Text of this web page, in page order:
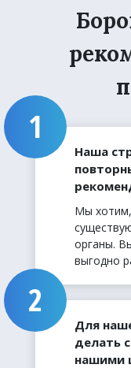
Наша
Мы
органы.
выгодно
Для
делать
нашими